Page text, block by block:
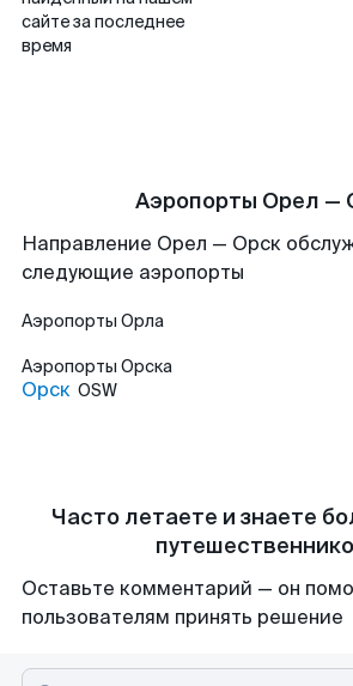
сайте за последнее
время
Аэропорты Орел —
Направление Орел — Орск
следующие аэропорты
Аэропорты Орла
Аэропорты Орска
Орск OSW
Часто летаете и знаете
Оставьте комментарий — он
пользователям принять решение